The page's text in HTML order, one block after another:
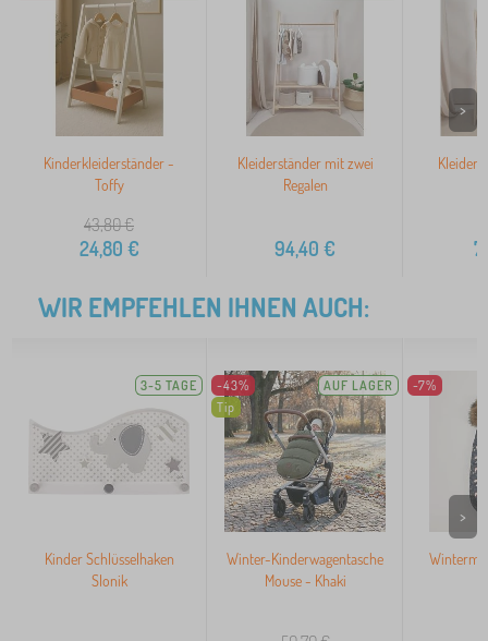
Kinderkleiderständer -
Toffy
43,80€
24,80 €
Kleiderständer mit zwei
Regalen
94,40 €
>
WIR EMPFEHLEN IHNEN AUCH:
3-5 TAGE
Kinder Schlüsselhaken
Slonik
-43%
Tip
AUF LAGER
Winter-Kinderwagentasche
Mouse - Khaki
-7%
>